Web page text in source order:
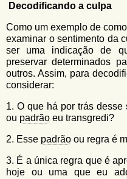
Decodificando a culpa
Como um exemplo de
examinar o sentimento da
ser uma indicação de
preservar determinados
outros. Assim, para
considerar:
1. O que há por trás
ou padrão eu transgredi?
2. Esse padrão ou regra é
3. É a única regra que é
hoje ou uma que eu